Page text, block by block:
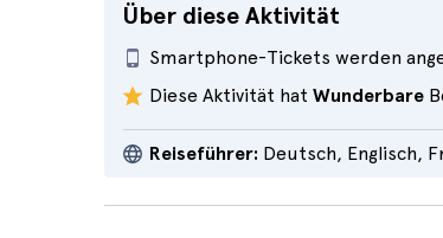
Über diese Aktivität
Smartphone-Tickets werden
Diese Aktivität hat Wunderbare
Reiseführer: Deutsch, Englisch,